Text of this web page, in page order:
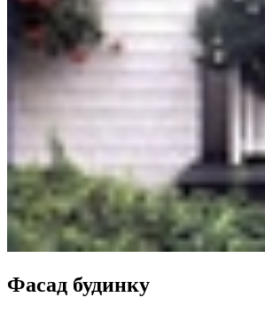
Фасад будинку